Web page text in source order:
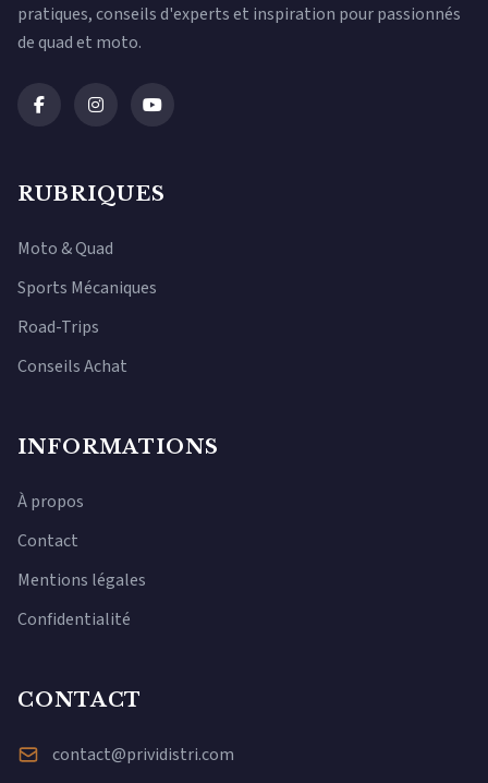
pratiques, conseils d'experts et inspiration pour passionnés
de quad et moto.
RUBRIQUES
Moto & Quad
Sports Mécaniques
Road-Trips
Conseils Achat
INFORMATIONS
À propos
Contact
Mentions légales
Confidentialité
CONTACT
contact@prividistri.com